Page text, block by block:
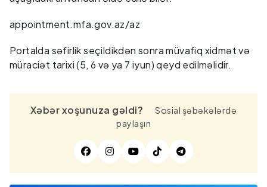
appointment.mfa.gov.az/az
Portalda səfirlik seçildikdən sonra müvafiq xidmət və
müraciət tarixi (5, 6 və ya 7 iyun) qeyd edilməlidir.
Xəbər xoşunuza gəldi?
Sosial şəbəkələrdə
paylaşın